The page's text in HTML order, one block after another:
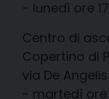
- lunedì ore
Centro di
Copertino di
via De
- martedì ore